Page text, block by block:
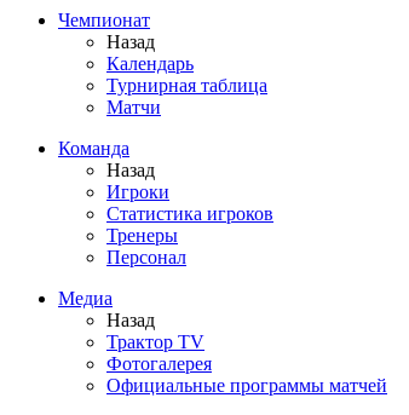
Чемпионат
Назад
Календарь
Турнирная таблица
Матчи
Команда
Назад
Игроки
Статистика игроков
Тренеры
Персонал
Медиа
Назад
Трактор TV
Фотогалерея
Официальные программы матчей